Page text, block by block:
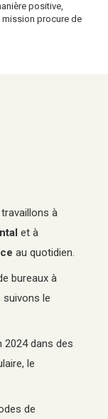
positive,
mission procure de
à
et à
au quotidien.
bureaux à
le
2024 dans des
le
de